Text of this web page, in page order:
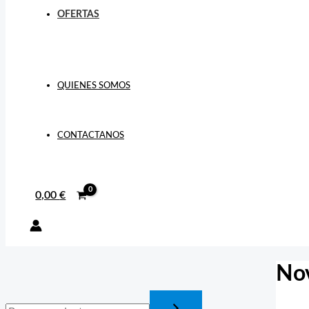
OFERTAS
QUIENES SOMOS
CONTACTANOS
0,00€